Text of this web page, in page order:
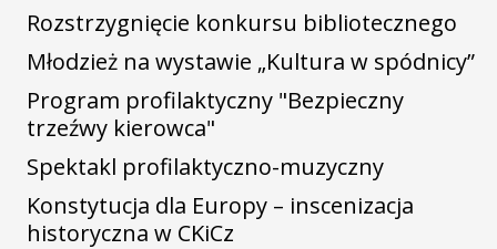
Rozstrzygnięcie konkursu bibliotecznego
Młodzież na wystawie „Kultura w spódnicy”
Program profilaktyczny "Bezpieczny
trzeźwy kierowca"
Spektakl profilaktyczno-muzyczny
Konstytucja dla Europy – inscenizacja
historyczna w CKiCz